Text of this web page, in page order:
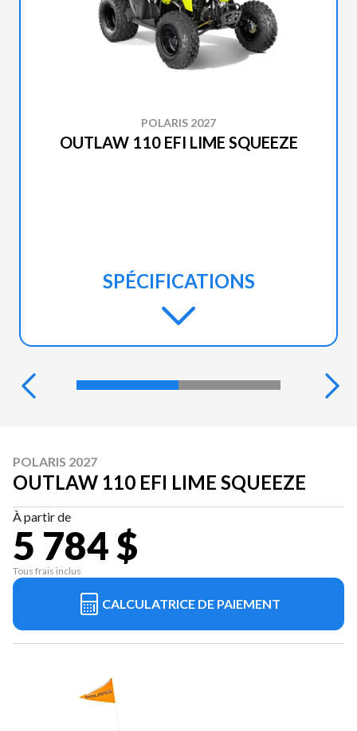
POLARIS 2027
OUTLAW 110 EFI LIME SQUEEZE
SPÉCIFICATIONS
POLARIS 2027
OUTLAW 110 EFI LIME SQUEEZE
À partir de
5 784 $
Tous frais inclus
CALCULATRICE DE PAIEMENT